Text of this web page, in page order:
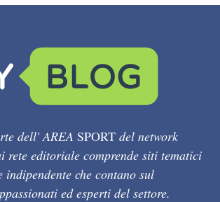
dell' AREA SPORT del network
rete editoriale comprende siti tematici
indipendente che contano sul
ed esperti del settore.